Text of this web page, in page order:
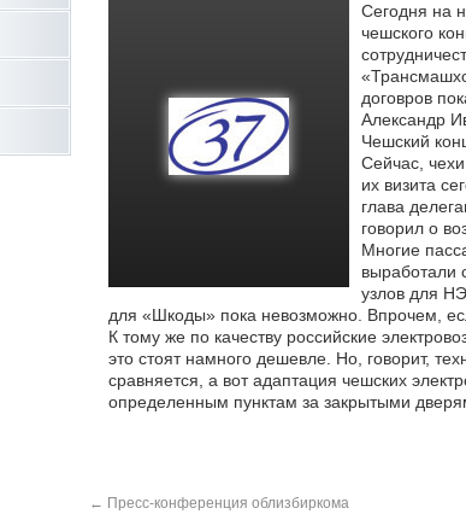
Сегодня на
чешского
договров
Александр
Чешский
Сейчас,
их визита
глава
говорил о
Многие
выработали
узлов для
для «Шкоды» пока невозможно. Впрочем,
К тому же по качеству российские
это стоят намного дешевле. Но, говорит,
сравняется, а вот адаптация чешских
определенным пунктам за закрытыми
← Пресс-конференция облизбиркома